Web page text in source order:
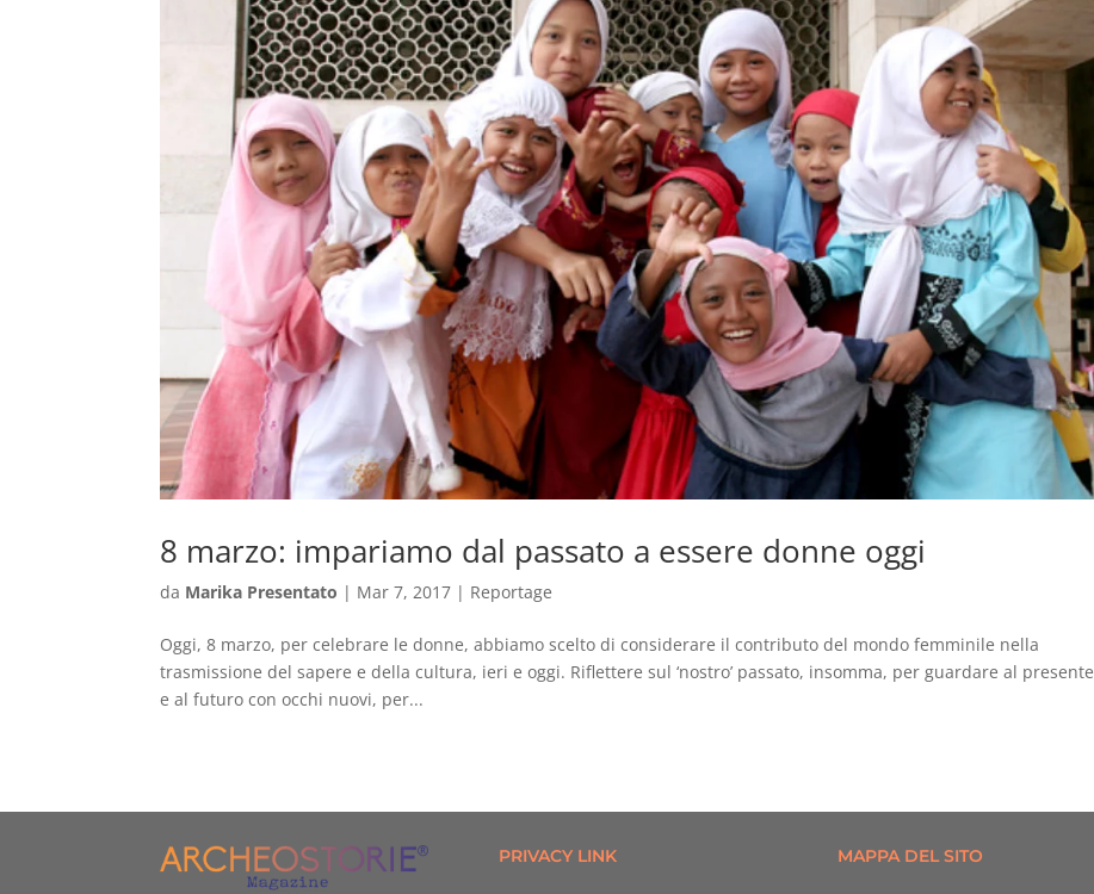
8 marzo: impariamo dal passato a essere donne oggi
da Marika Presentato | Mar 7, 2017 | Reportage
Oggi, 8 marzo, per celebrare le donne, abbiamo scelto di considerare il contributo del mondo femminile nella
trasmissione del sapere e della cultura, ieri e oggi. Riflettere sul ‘nostro’ passato, insomma, per guardare al presente
e al futuro con occhi nuovi, per...
PRIVACY LINK MAPPA DEL SITO